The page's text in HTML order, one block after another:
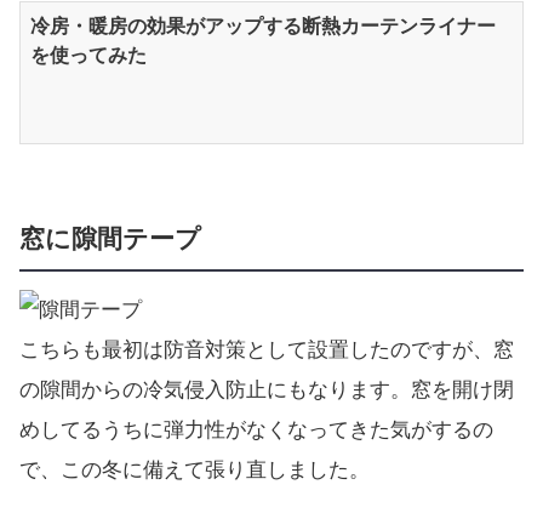
冷房・暖房の効果がアップする断熱カーテンライナー
を使ってみた
窓に隙間テープ
こちらも最初は防音対策として設置したのですが、窓
の隙間からの冷気侵入防止にもなります。窓を開け閉
めしてるうちに弾力性がなくなってきた気がするの
で、この冬に備えて張り直しました。